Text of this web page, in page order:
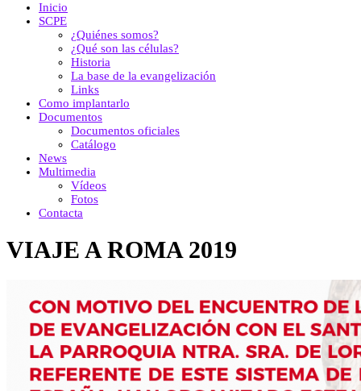
Inicio
SCPE
¿Quiénes somos?
¿Qué son las células?
Historia
La base de la evangelización
Links
Como implantarlo
Documentos
Documentos oficiales
Catálogo
News
Multimedia
Vídeos
Fotos
Contacta
VIAJE A ROMA 2019